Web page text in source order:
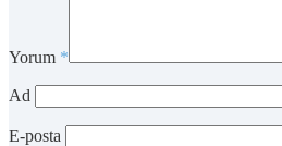
Yorum *
Ad
E-posta